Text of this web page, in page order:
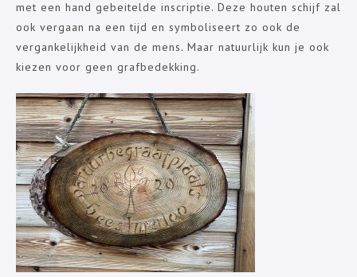
met een hand gebeitelde inscriptie. Deze houten schijf zal
ook vergaan na een tijd en symboliseert zo ook de
vergankelijkheid van de mens. Maar natuurlijk kun je ook
kiezen voor geen grafbedekking.